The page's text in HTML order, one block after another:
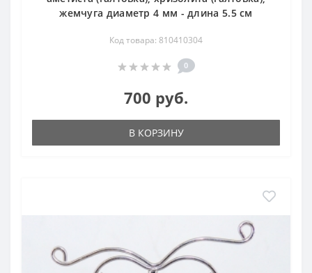
жемчуга диаметр 4 мм - длина 5.5 см
Код товара: 810410304
0
700 руб.
В КОРЗИНУ